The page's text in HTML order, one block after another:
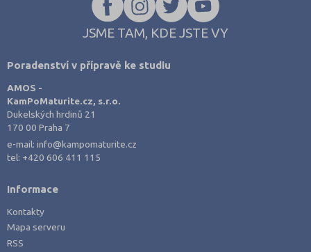
JSME TAM, KDE JSTE VY
Poradenství v přípravě ke studiu
AMOS -
KamPoMaturite.cz, s.r.o.
Dukelských hrdinů 21
170 00 Praha 7
e-mail:info@kampomaturite.cz
tel: +420 606 411 115
Informace
Kontakty
Mapa serveru
RSS